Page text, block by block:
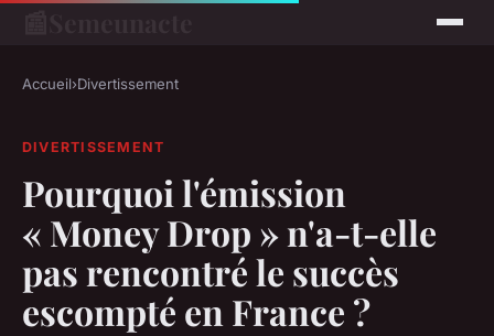
Accueil›Divertissement
DIVERTISSEMENT
Pourquoi l'émission
« Money Drop » n'a-t-elle
pas rencontré le succès
escompté en France ?